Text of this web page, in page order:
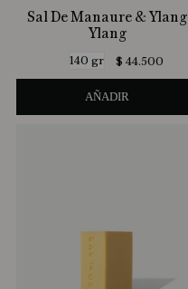
Sal De Manaure & Ylang
Ylang
140 gr $ 44.500
AÑADIR